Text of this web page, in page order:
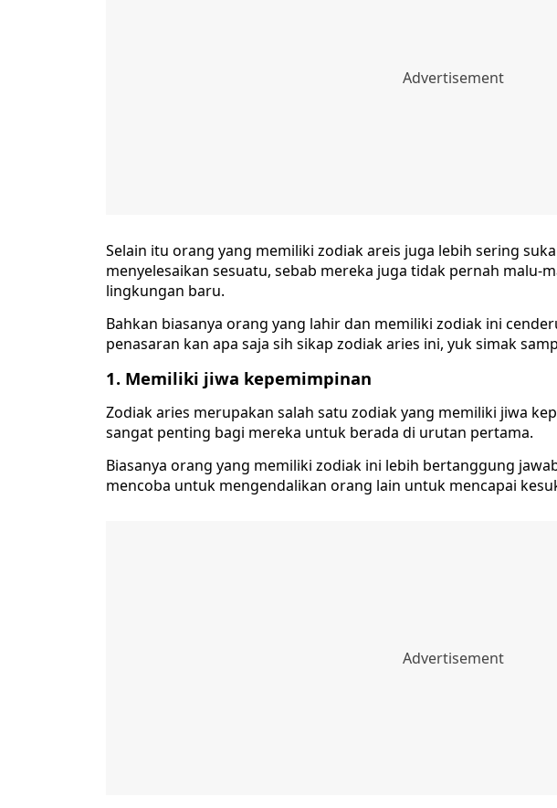
Selain itu orang yang memiliki zodiak areis juga lebih sering
menyelesaikan sesuatu, sebab mereka juga tidak pernah malu-
lingkungan baru.
Bahkan biasanya orang yang lahir dan memiliki zodiak ini
penasaran kan apa saja sih sikap zodiak aries ini, yuk simak
1. Memiliki jiwa kepemimpinan
Zodiak aries merupakan salah satu zodiak yang memiliki jiwa
sangat penting bagi mereka untuk berada di urutan pertama.
Biasanya orang yang memiliki zodiak ini lebih bertanggung
mencoba untuk mengendalikan orang lain untuk mencapai